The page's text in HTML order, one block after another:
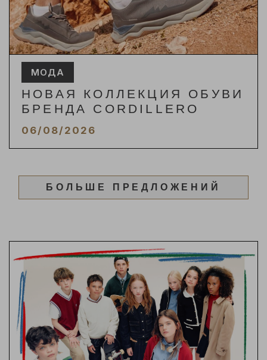
МОДА
НОВАЯ КОЛЛЕКЦИЯ ОБУВИ
БРЕНДА CORDILLERO
06/08/2026
БОЛЬШЕ ПРЕДЛОЖЕНИЙ